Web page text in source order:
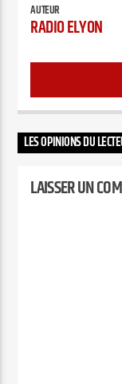
AUTEUR
RADIO ELYON
LES OPINIONS DU
LAISSER UN